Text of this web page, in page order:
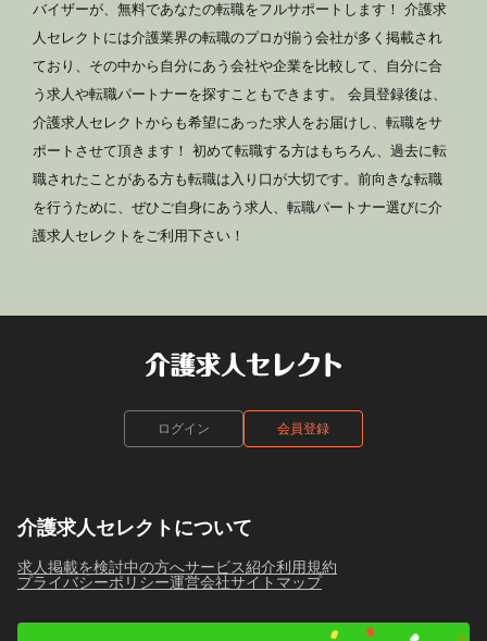
バイザーが、無料であなたの転職をフルサポートします！ 介護求
人セレクトには介護業界の転職のプロが揃う会社が多く掲載され
ており、その中から自分にあう会社や企業を比較して、自分に合
う求人や転職パートナーを探すこともできます。 会員登録後は、
介護求人セレクトからも希望にあった求人をお届けし、転職をサ
ポートさせて頂きます！ 初めて転職する方はもちろん、過去に転
職されたことがある方も転職は入り口が大切です。前向きな転職
を行うために、ぜひご自身にあう求人、転職パートナー選びに介
護求人セレクトをご利用下さい！
ログイン 会員登録
介護求人セレクトについて
求人掲載を検討中の方へサービス紹介利用規約
プライバシーポリシー運営会社サイトマップ